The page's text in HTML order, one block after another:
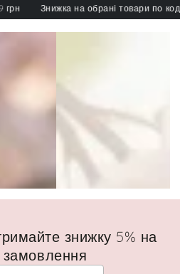
Знижка на обрані товари по коду:
знижку 5% на